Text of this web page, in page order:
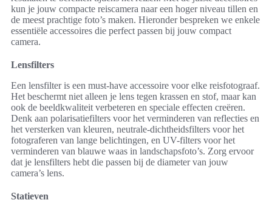
kun je jouw compacte reiscamera naar een hoger niveau tillen en
de meest prachtige foto’s maken. Hieronder bespreken we enkele
essentiële accessoires die perfect passen bij jouw compact
camera.
Lensfilters
Een lensfilter is een must-have accessoire voor elke reisfotograaf.
Het beschermt niet alleen je lens tegen krassen en stof, maar kan
ook de beeldkwaliteit verbeteren en speciale effecten creëren.
Denk aan polarisatiefilters voor het verminderen van reflecties en
het versterken van kleuren, neutrale-dichtheidsfilters voor het
fotograferen van lange belichtingen, en UV-filters voor het
verminderen van blauwe waas in landschapsfoto’s. Zorg ervoor
dat je lensfilters hebt die passen bij de diameter van jouw
camera’s lens.
Statieven